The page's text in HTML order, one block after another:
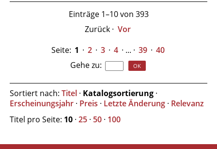
Einträge 1–10 von 393
Zurück· Vor
Seite: 1 · 2 · 3 · 4 · ... · 39 · 40
Gehe zu:
Sortiert nach: Titel · Katalogsortierung ·
Erscheinungsjahr · Preis · Letzte Änderung · Relevanz
Titel pro Seite: 10 · 25 · 50 · 100